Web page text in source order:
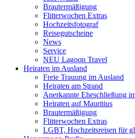
Brautermäßigung
Flitterwochen Extras
Hochzeitsfotograf
Reisegutscheine
News
Service
NEU Lagoon Travel
Heiraten im Ausland
Freie Trauung im Ausland
Heiraten am Strand
Anerkannte Eheschließung
Heiraten auf Mauritius
Brautermäßigung
Flitterwochen Extras
LGBT, Hochzeitsreisen für